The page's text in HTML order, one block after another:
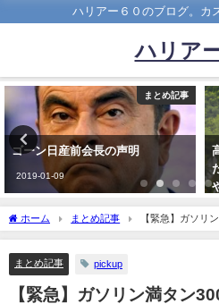
ハリアー６０のブログ。カ
ハリア
まとめ記事
声明
高速道路で90キロく
たら煽られてパッシ
やが・・・・
ホーム まとめ記事
【緊急】ガソリ
してるワイを止めてくれｗｗｗｗｗｗ
まとめ記事 pickup
【緊急】ガソリン満タン